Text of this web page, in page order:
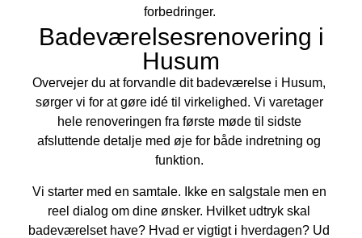
forbedringer.
Badeværelsesrenovering i
Husum
Overvejer du at forvandle dit badeværelse i Husum,
sørger vi for at gøre idé til virkelighed. Vi varetager
hele renoveringen fra første møde til sidste
afsluttende detalje med øje for både indretning og
funktion.
Vi starter med en samtale. Ikke en salgstale men en
reel dialog om dine ønsker. Hvilket udtryk skal
badeværelset have? Hvad er vigtigt i hverdagen? Ud